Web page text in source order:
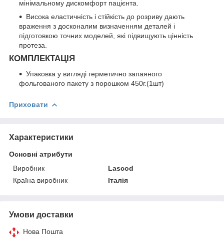
мінімальному дискомфорт пацієнта.
Висока еластичність і стійкість до розриву дають
враження з досконалим визначенням деталей і
підготовкою точних моделей, які підвищують цінність
протеза.
КОМПЛЕКТАЦІЯ
Упаковка у вигляді герметично запаяного
фольгованого пакету з порошком 450г.(1шт)
Приховати
Характеристики
Основні атрибути
Виробник
Lascod
Країна виробник
Італія
Умови доставки
Нова Пошта